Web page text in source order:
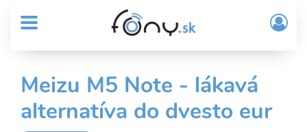
obsah
MENU
Sub
Header
menu
User
account
menu
/
Meizu M5 Note - lákavá
alternatíva do dvesto eur